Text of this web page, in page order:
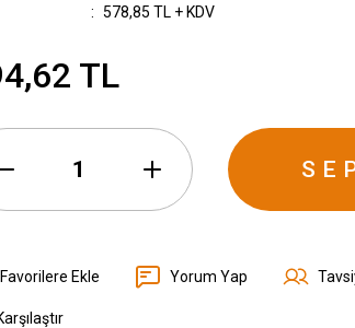
578,85 TL + KDV
TL
Yorum Yap